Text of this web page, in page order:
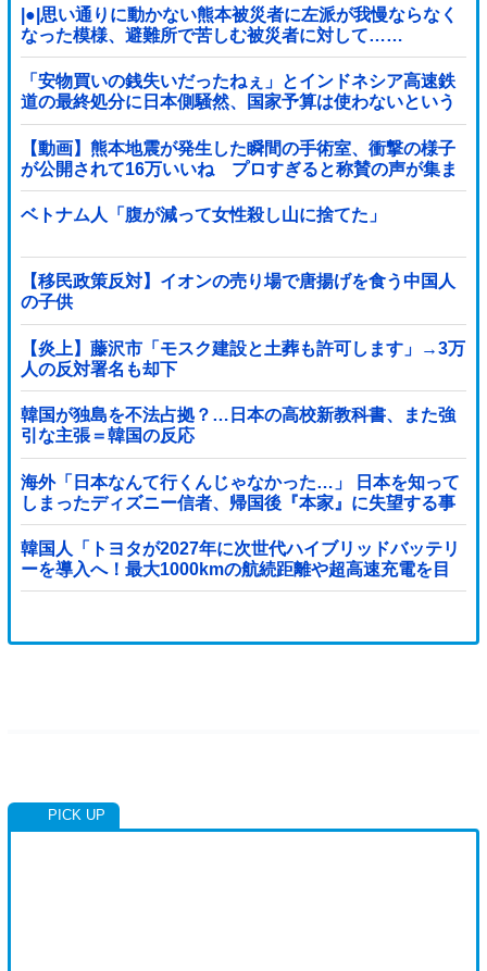
|●|思い通りに動かない熊本被災者に左派が我慢ならなく
なった模様、避難所で苦しむ被災者に対して……
「安物買いの銭失いだったねぇ」とインドネシア高速鉄
道の最終処分に日本側騒然、国家予算は使わないという
と何が財源なんだ？
【動画】熊本地震が発生した瞬間の手術室、衝撃の様子
が公開されて16万いいね プロすぎると称賛の声が集ま
る
ベトナム人「腹が減って女性殺し山に捨てた」
【移民政策反対】イオンの売り場で唐揚げを食う中国人
の子供
【炎上】藤沢市「モスク建設と土葬も許可します」→3万
人の反対署名も却下
韓国が独島を不法占拠？…日本の高校新教科書、また強
引な主張＝韓国の反応
海外「日本なんて行くんじゃなかった…」 日本を知って
しまったディズニー信者、帰国後『本家』に失望する事
態に
韓国人「トヨタが2027年に次世代ハイブリッドバッテリ
ーを導入へ！最大1000kmの航続距離や超高速充電を目
指す」